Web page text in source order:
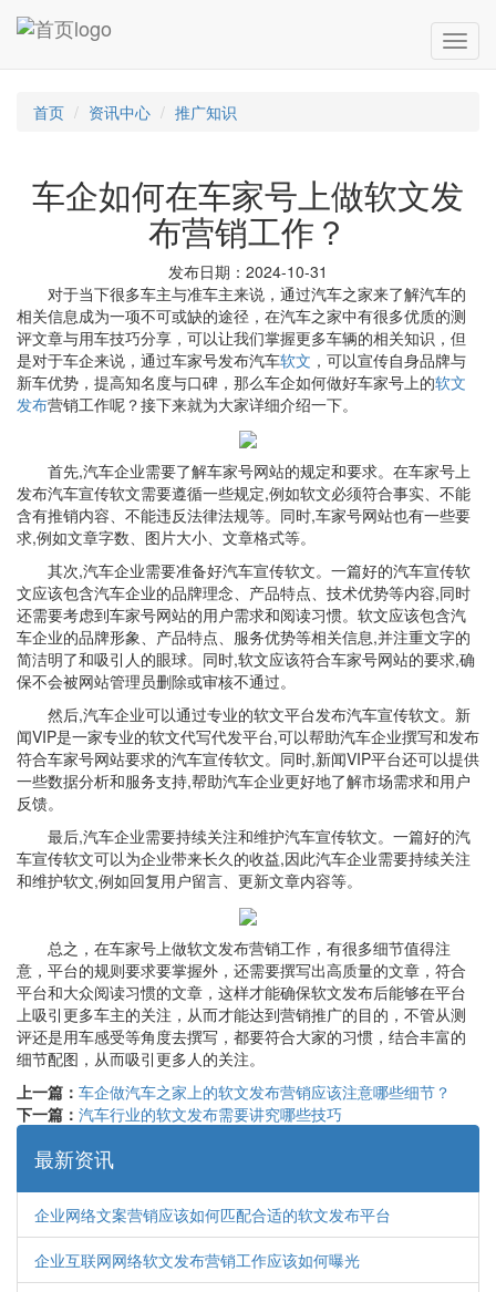
首页 资讯中心 推广知识
车企如何在车家号上做软文发
布营销工作？
发布日期：2024-10-31
对于当下很多车主与准车主来说，通过汽车之家来了解汽车的
相关信息成为一项不可或缺的途径，在汽车之家中有很多优质的测
评文章与用车技巧分享，可以让我们掌握更多车辆的相关知识，但
是对于车企来说，通过车家号发布汽车软文 ，可以宣传自身品牌与
新车优势，提高知名度与口碑，那么车企如何做好车家号上的软文
发布营销工作呢？接下来就为大家详细介绍一下。
首先,汽车企业需要了解车家号网站的规定和要求。在车家号上
发布汽车宣传软文需要遵循一些规定,例如软文必须符合事实、不能
含有推销内容、不能违反法律法规等。同时,车家号网站也有一些要
求,例如文章字数、图片大小、文章格式等。
其次,汽车企业需要准备好汽车宣传软文。一篇好的汽车宣传软
文应该包含汽车企业的品牌理念、产品特点、技术优势等内容,同时
还需要考虑到车家号网站的用户需求和阅读习惯。软文应该包含汽
车企业的品牌形象、产品特点、服务优势等相关信息,并注重文字的
简洁明了和吸引人的眼球。同时,软文应该符合车家号网站的要求,确
保不会被网站管理员删除或审核不通过。
然后,汽车企业可以通过专业的软文平台发布汽车宣传软文。新
闻VIP是一家专业的软文代写代发平台,可以帮助汽车企业撰写和发布
符合车家号网站要求的汽车宣传软文。同时,新闻VIP平台还可以提供
一些数据分析和服务支持,帮助汽车企业更好地了解市场需求和用户
反馈。
最后,汽车企业需要持续关注和维护汽车宣传软文。一篇好的汽
车宣传软文可以为企业带来长久的收益,因此汽车企业需要持续关注
和维护软文,例如回复用户留言、更新文章内容等。
总之，在车家号上做软文发布营销工作，有很多细节值得注
意，平台的规则要求要掌握外，还需要撰写出高质量的文章，符合
平台和大众阅读习惯的文章，这样才能确保软文发布后能够在平台
上吸引更多车主的关注，从而才能达到营销推广的目的，不管从测
评还是用车感受等角度去撰写，都要符合大家的习惯，结合丰富的
细节配图，从而吸引更多人的关注。
上一篇： 车企做汽车之家上的软文发布营销应该注意哪些细节？
下一篇： 汽车行业的软文发布需要讲究哪些技巧
最新资讯
企业网络文案营销应该如何匹配合适的软文发布平台
企业互联网网络软文发布营销工作应该如何曝光